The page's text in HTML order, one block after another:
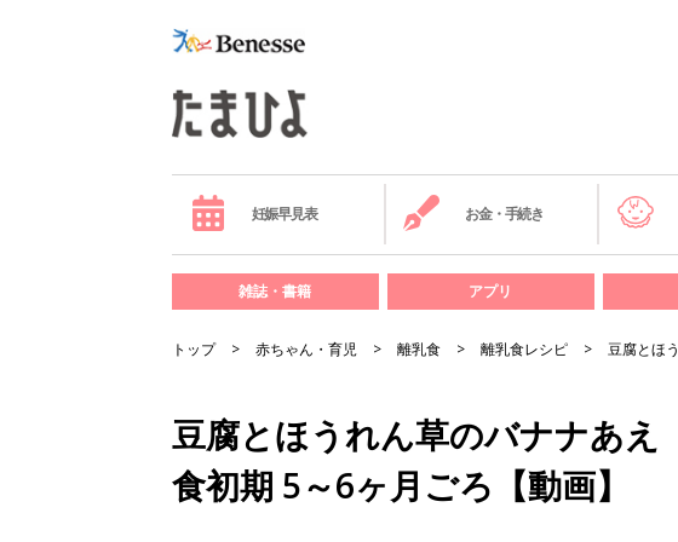
妊娠早見表 お金・手続き
雑誌・書籍 アプリ
トップ 赤ちゃん・育児 離乳食 離乳食レシピ 豆腐とほ
豆腐とほうれん草のバナナあ
食初期 5～6ヶ月ごろ【動画】